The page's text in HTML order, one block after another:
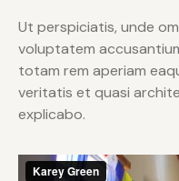
Ut perspiciatis, unde
voluptatem
totam rem aperiam
veritatis et quasi
explicabo.